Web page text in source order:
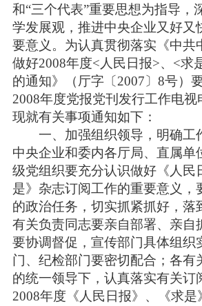
和“三个代表”重要思想为指导，
学发展观，推进中央企业又好又
要意义。为认真贯彻落实《中共
做好2008年度<人民日报>、<求
的通知》（厅字〔2007〕8号）
2008年度党报党刊发行工作电视
现就有关事项通知如下：
一、加强组织领导，明确工
中央企业和委内各厅局、直属单
级党组织要充分认识做好《人民
是》杂志订阅工作的重要意义，
的政治任务，切实抓紧抓好，落
有关负责同志要亲自部署、亲自
要协调督促，宣传部门具体组织
门、纪检部门要密切配合；各有
的统一领导下，认真落实有关订
2008年度《人民日报》、《求是